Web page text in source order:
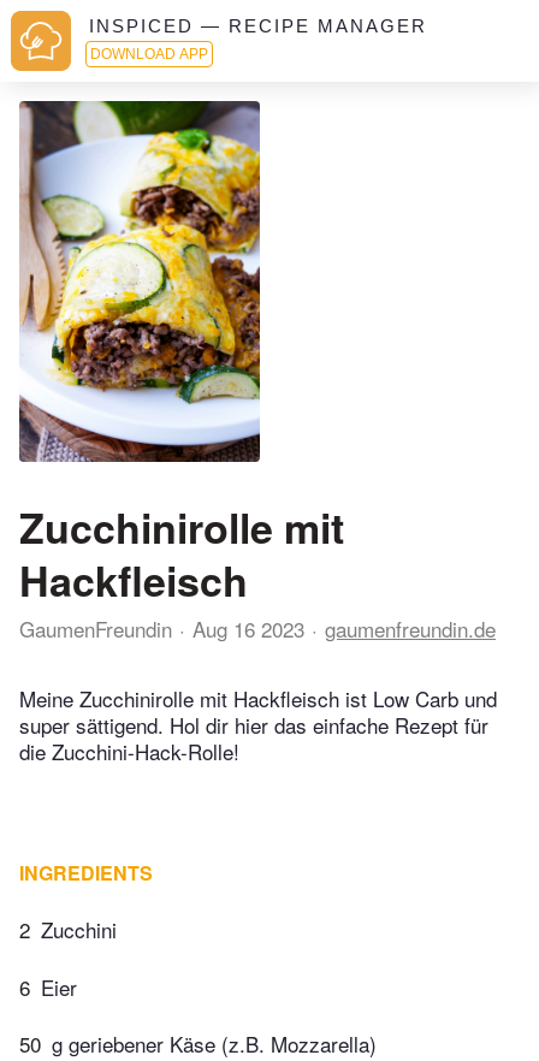
INSPICED — RECIPE MANAGER
DOWNLOAD APP
Zucchinirolle mit
Hackfleisch
GaumenFreundin Aug 16 2023 gaumenfreundin.de
Meine Zucchinirolle mit Hackfleisch ist Low Carb und
super sättigend. Hol dir hier das einfache Rezept für
die Zucchini-Hack-Rolle!
INGREDIENTS
2 Zucchini
6 Eier
50 g geriebener Käse (z.B. Mozzarella)